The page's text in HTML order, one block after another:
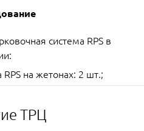
система RPS в
на жетонах: 2 шт.;
ТРЦ